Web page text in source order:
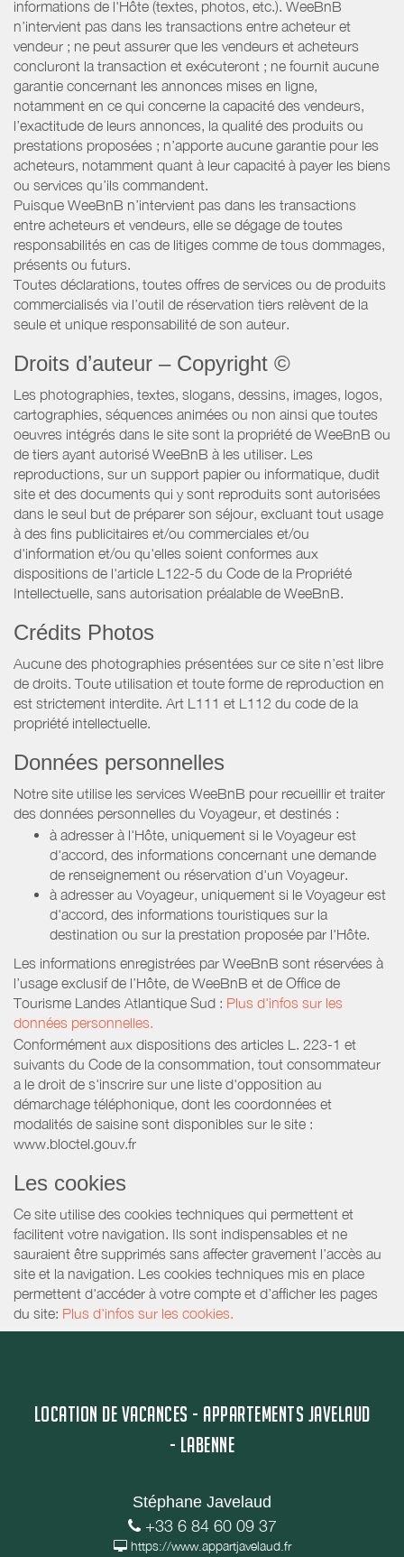
informations de l'Hôte (textes, photos, etc.). WeeBnB
n’intervient pas dans les transactions entre acheteur et
vendeur ; ne peut assurer que les vendeurs et acheteurs
concluront la transaction et exécuteront ; ne fournit aucune
garantie concernant les annonces mises en ligne,
notamment en ce qui concerne la capacité des vendeurs,
l’exactitude de leurs annonces, la qualité des produits ou
prestations proposées ; n’apporte aucune garantie pour les
acheteurs, notamment quant à leur capacité à payer les biens
ou services qu’ils commandent.
Puisque WeeBnB n’intervient pas dans les transactions
entre acheteurs et vendeurs, elle se dégage de toutes
responsabilités en cas de litiges comme de tous dommages,
présents ou futurs.
Toutes déclarations, toutes offres de services ou de produits
commercialisés via l’outil de réservation tiers relèvent de la
seule et unique responsabilité de son auteur.
Droits d’auteur – Copyright ©
Les photographies, textes, slogans, dessins, images, logos,
cartographies, séquences animées ou non ainsi que toutes
oeuvres intégrés dans le site sont la propriété de WeeBnB ou
de tiers ayant autorisé WeeBnB à les utiliser. Les
reproductions, sur un support papier ou informatique, dudit
site et des documents qui y sont reproduits sont autorisées
dans le seul but de préparer son séjour, excluant tout usage
à des fins publicitaires et/ou commerciales et/ou
d'information et/ou qu'elles soient conformes aux
dispositions de l'article L122-5 du Code de la Propriété
Intellectuelle, sans autorisation préalable de WeeBnB.
Crédits Photos
Aucune des photographies présentées sur ce site n’est libre
de droits. Toute utilisation et toute forme de reproduction en
est strictement interdite. Art L111 et L112 du code de la
propriété intellectuelle.
Données personnelles
Notre site utilise les services WeeBnB pour recueillir et traiter
des données personnelles du Voyageur, et destinés :
à adresser à l'Hôte, uniquement si le Voyageur est
d'accord, des informations concernant une demande
de renseignement ou réservation d'un Voyageur.
à adresser au Voyageur, uniquement si le Voyageur est
d'accord, des informations touristiques sur la
destination ou sur la prestation proposée par l'Hôte.
Les informations enregistrées par WeeBnB sont réservées à
l’usage exclusif de l’Hôte, de WeeBnB et de Office de
Tourisme Landes Atlantique Sud : Plus d'infos sur les
données personnelles.
Conformément aux dispositions des articles L. 223-1 et
suivants du Code de la consommation, tout consommateur
a le droit de s'inscrire sur une liste d'opposition au
démarchage téléphonique, dont les coordonnées et
modalités de saisine sont disponibles sur le site :
www.bloctel.gouv.fr
Les cookies
Ce site utilise des cookies techniques qui permettent et
facilitent votre navigation. Ils sont indispensables et ne
sauraient être supprimés sans affecter gravement l’accès au
site et la navigation. Les cookies techniques mis en place
permettent d'accéder à votre compte et d’afficher les pages
du site: Plus d'infos sur les cookies.
LOCATION DE VACANCES - APPARTEMENTS JAVELAUD
- LABENNE
Stéphane Javelaud
+33 6 84 60 09 37
https://www.appartjavelaud.fr